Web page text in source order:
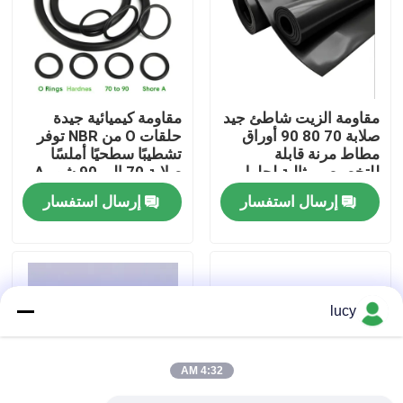
حول بنا
جولة في المعمل
ضبط الجودة
اتصل بنا
جميع القضايا
مقاومة الزيت شاطئ جيد
صلابة 70 80 90 أوراق
مطاط مرنة قابلة
للتخصيص مثالية لحلول
الختم والغسيل
إرسال استفسار
مقاومة كيميائية جيدة
حلقات O من NBR توفر
تشطيبًا سطحيًا أملسًا
صلابة 70 إلى 90 شور A
أختام لصناعات النفط
والغاز والمواد الكيميائية
إرسال استفسار
lucy
4:32 AM